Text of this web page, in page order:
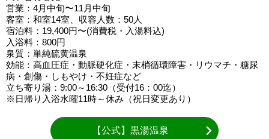
営業：4月中旬〜11月中旬
客室：和室14室、収容人数：50人
宿泊料：19,400円〜(消費税・入湯料込)
入浴料：800円
泉質：単純硫黄温泉
効能：高血圧症・動脈硬化症・末梢循環障害・リウマチ・糖尿
病・創傷・しもやけ・不妊症など
立ち寄り湯：9:00～16:30（受付16：00迄）
※日帰り入浴水曜11時～休み（祝日変更あり）
【公式】黒湯温泉